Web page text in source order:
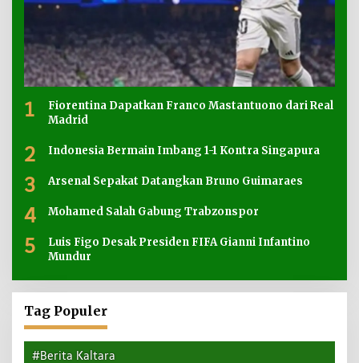
1
Fiorentina Dapatkan Franco Mastantuono dari Real
Madrid
2 Indonesia Bermain Imbang 1-1 Kontra Singapura
3 Arsenal Sepakat Datangkan Bruno Guimaraes
4 Mohamed Salah Gabung Trabzonspor
5
Luis Figo Desak Presiden FIFA Gianni Infantino
Mundur
Tag Populer
#Berita Kaltara